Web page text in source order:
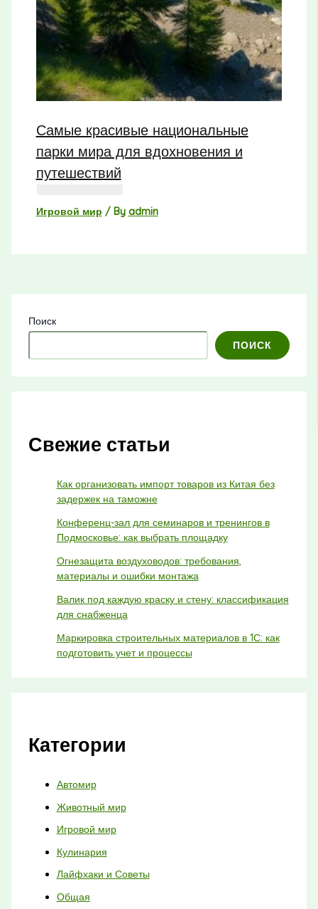
Самые красивые национальные
парки мира для вдохновения и
путешествий
Игровой мир / By admin
Поиск
ПОИСК
Свежие статьи
Как организовать импорт товаров из Китая без
задержек на таможне
Конференц-зал для семинаров и тренингов в
Подмосковье: как выбрать площадку
Огнезащита воздуховодов: требования,
материалы и ошибки монтажа
Валик под каждую краску и стену: классификация
для снабженца
Маркировка строительных материалов в 1С: как
подготовить учет и процессы
Категории
Автомир
Животный мир
Игровой мир
Кулинария
Лайфхаки и Советы
Общая